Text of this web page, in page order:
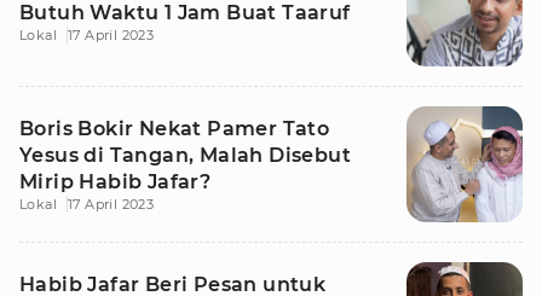
Butuh Waktu 1 Jam Buat Taaruf
Lokal 17 April 2023
Boris Bokir Nekat Pamer Tato
Yesus di Tangan, Malah Disebut
Mirip Habib Jafar?
Lokal 17 April 2023
Habib Jafar Beri Pesan untuk